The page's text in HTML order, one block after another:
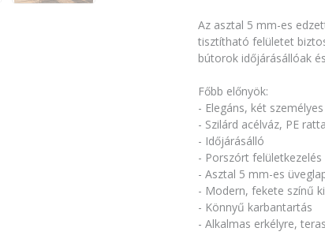
Az asztal 5 mm-es
tisztítható felületet
bútorok időjárásállóak
Főbb előnyök:
- Elegáns, két
- Szilárd acélváz, PE
- Időjárásálló
- Porszórt
- Asztal 5 mm-es
- Modern, fekete színű
- Könnyű karbantartás
- Alkalmas erkélyre,